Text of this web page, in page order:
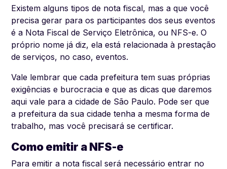
Existem alguns tipos de nota fiscal, mas a que você
precisa gerar para os participantes dos seus eventos
é a Nota Fiscal de Serviço Eletrônica, ou NFS-e. O
próprio nome já diz, ela está relacionada à prestação
de serviços, no caso, eventos.
Vale lembrar que cada prefeitura tem suas próprias
exigências e burocracia e que as dicas que daremos
aqui vale para a cidade de São Paulo. Pode ser que
a prefeitura da sua cidade tenha a mesma forma de
trabalho, mas você precisará se certificar.
Como emitir aNFS-e
Para emitir a nota fiscal será necessário entrar no